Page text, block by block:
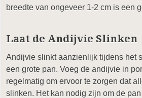
breedte van ongeveer 1-2 cm is een
Laat de Andijvie Slinken
Andijvie slinkt aanzienlijk tijdens het
een grote pan. Voeg de andijvie in
regelmatig om ervoor te zorgen dat
slinken. Het kan nodig zijn om de